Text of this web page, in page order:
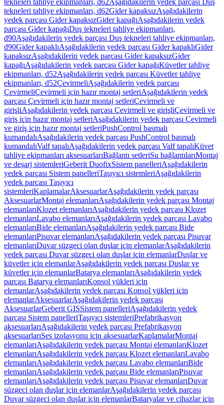
tekneleri tahliye ekipmanları, d62Aşağıdakilerin yedek parçası Duş
tekneleri tahliye ekipmanları, d62Gider kapaksızAşağıdakilerin
yedek parçası Gider kapaksızGider kapağıAşağıdakilerin yedek
parçası Gider kapağıDuş tekneleri tahliye ekipmanları,
d90Aşağıdakilerin yedek parçası Duş tekneleri tahliye ekipmanları,
d90Gider kapaklıAşağıdakilerin yedek parçası Gider kapaklıGider
kapaksızAşağıdakilerin yedek parçası Gider kapaksızGider
kapağıAşağıdakilerin yedek parçası Gider kapağıKüvetler tahliye
ekipmanları, d52Aşağıdakilerin yedek parçası Küvetler tahliye
ekipmanları, d52ÇevirmeliAşağıdakilerin yedek parçası
ÇevirmeliÇevirmeli için hazır montaj setleriAşağıdakilerin yedek
parçası Çevirmeli için hazır montaj setleriÇevirmeli ve
girişliAşağıdakilerin yedek parçası Çevirmeli ve girişliÇevirmeli ve
giriş için hazır montaj setleriAşağıdakilerin yedek parçası Çevirmeli
ve giriş için hazır montaj setleriPushControl basmalı
kumandalıAşağıdakilerin yedek parçası PushControl basmalı
kumandalıValf tapalıAşağıdakilerin yedek parçası Valf tapalıKüvet
tahliye ekipmanları aksesuarlarıBağlantı setleriSu bağlantılarıMontaj
ve deşarj sistemleriGeberit DuofixSistem panelleriAşağıdakilerin
yedek parçası Sistem panelleriTaşıyıcı sistemleriAşağıdakilerin
yedek parçası Taşıyıcı
sistemleriKaplamalarAksesuarlarAşağıdakilerin yedek parçası
AksesuarlarMontaj elemanlarıAşağıdakilerin yedek parçası Montaj
elemanlarıKlozet elemanlarıAşağıdakilerin yedek parçası Klozet
elemanlarıLavabo elemanlarıAşağıdakilerin yedek parçası Lavabo
elemanlarıBide elemanlarıAşağıdakilerin yedek parçası Bide
elemanlarıPisuvar elemanlarıAşağıdakilerin yedek parçası Pisuvar
elemanlarıDuvar süzgeci olan duşlar için elemanlarAşağıdakilerin
yedek parçası Duvar süzgeci olan duşlar için elemanlarDuşlar ve
küvetler için elemanlarAşağıdakilerin yedek parçası Duşlar ve
küvetler için elemanlarBatarya elemanlarıAşağıdakilerin yedek
parçası Batarya elemanlarıKonsol yükleri için
elemanlarAşağıdakilerin yedek parçası Konsol yükleri için
elemanlarAksesuarlarAşağıdakilerin yedek parçası
AksesuarlarGeberit GISSistem panelleriAşağıdakilerin yedek
parçası Sistem panelleriTaşıyıcı sistemleriPrefabrikasyon
aksesuarlarıAşağıdakilerin yedek parçası Prefabrikasyon
aksesuarlarıSes izolasyonu için aksesuarlarKaplamalarMontaj
elemanlarıAşağıdakilerin yedek parçası Montaj elemanlarıKlozet
elemanlarıAşağıdakilerin yedek parçası Klozet elemanlarıLavabo
elemanlarıAşağıdakilerin yedek parçası Lavabo elemanlarıBide
elemanlarıAşağıdakilerin yedek parçası Bide elemanlarıPisuvar
elemanlarıAşağıdakilerin yedek parçası Pisuvar elemanlarıDuvar
süzgeci olan duşlar için elemanlarAşağıdakilerin yedek parçası
Duvar süzgeci olan duşlar için elemanlarBataryalar ve cihazlar için